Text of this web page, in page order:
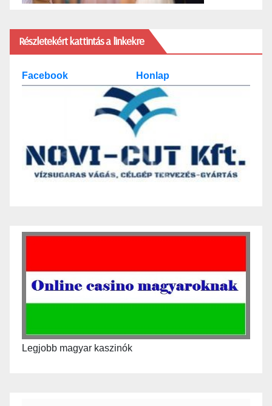
Részletekért kattintás a linkekre
Facebook Honlap
Legjobb magyar kaszinók